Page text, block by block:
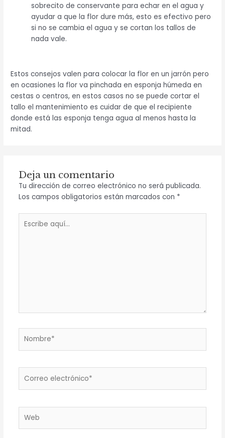
sobrecito de conservante para echar en el agua y
ayudar a que la flor dure más, esto es efectivo pero
si no se cambia el agua y se cortan los tallos de
nada vale.
Estos consejos valen para colocar la flor en un jarrón pero
en ocasiones la flor va pinchada en esponja húmeda en
cestas o centros, en estos casos no se puede cortar el
tallo el mantenimiento es cuidar de que el recipiente
donde está las esponja tenga agua al menos hasta la
mitad.
Deja un comentario
Tu dirección de correo electrónico no será publicada.
Los campos obligatorios están marcados con *
aquí...
electrónico*